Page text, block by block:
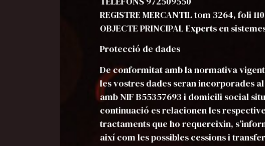
REGISTRE MERCANTIL tom 3264, foli
OBJECTE PRINCIPAL Experts en
Protecció de dades
De conformitat amb la normativa
les vostres dades seran incorporades
amb NIF B55357693 i domicili social
continuació es relacionen les
tractaments que ho requereixin,
així com les possibles cessions i